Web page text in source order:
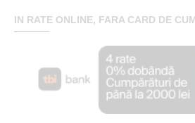
IN RATE ONLINE, FARA CARD DE